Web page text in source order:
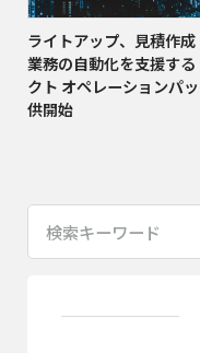
ライトアップ、見積作
業務の自動化を支援す
クト オペレーションパ
供開始